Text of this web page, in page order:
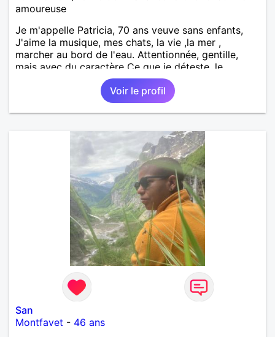
amoureuse
Je m'appelle Patricia, 70 ans veuve sans enfants,
J'aime la musique, mes chats, la vie ,la mer ,
marcher au bord de l'eau. Attentionnée, gentille,
mais avec du caractère Ce que je déteste, le
mensonge, le paraître, l'hypocrisie, les faux
Voir le profil
San
Montfavet - 46 ans